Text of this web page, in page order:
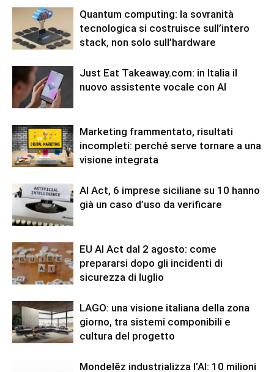
Quantum computing: la sovranità
tecnologica si costruisce sull’intero
stack, non solo sull’hardware
Just Eat Takeaway.com: in Italia il
nuovo assistente vocale con AI
Marketing frammentato, risultati
incompleti: perché serve tornare a una
visione integrata
AI Act, 6 imprese siciliane su 10 hanno
già un caso d’uso da verificare
EU AI Act dal 2 agosto: come
prepararsi dopo gli incidenti di
sicurezza di luglio
LAGO: una visione italiana della zona
giorno, tra sistemi componibili e
cultura del progetto
Mondelēz industrializza l’AI: 10 milioni